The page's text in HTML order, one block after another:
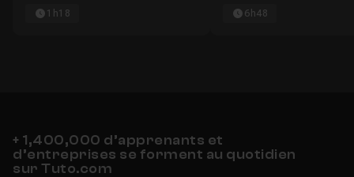
1h18 6h48
+ 1,400,000 d’apprenants et
d’entreprises se forment au quotidien
sur Tuto.com